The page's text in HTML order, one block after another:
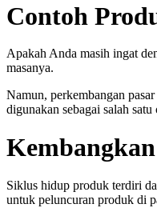
Contoh
Apakah Anda masih ingat
masanya.
Namun, perkembangan
digunakan sebagai salah satu
Siklus hidup produk terdiri
untuk peluncuran produk di